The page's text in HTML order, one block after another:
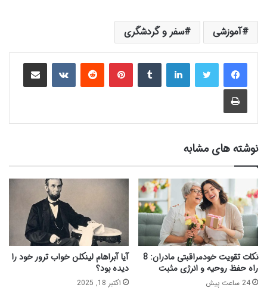
آموزشی سفر و گردشگری
لینکدین ‫پین‌ترست ‫رددیت
چاپ
نوشته های مشابه
نکات تقویت خودمراقبتی مادران: 8
راه‌ حفظ روحیه و انرژی مثبت
24 ساعت پیش
آیا آبراهام لینکلن خواب ترور خود را
دیده بود؟
اکتبر 18, 2025